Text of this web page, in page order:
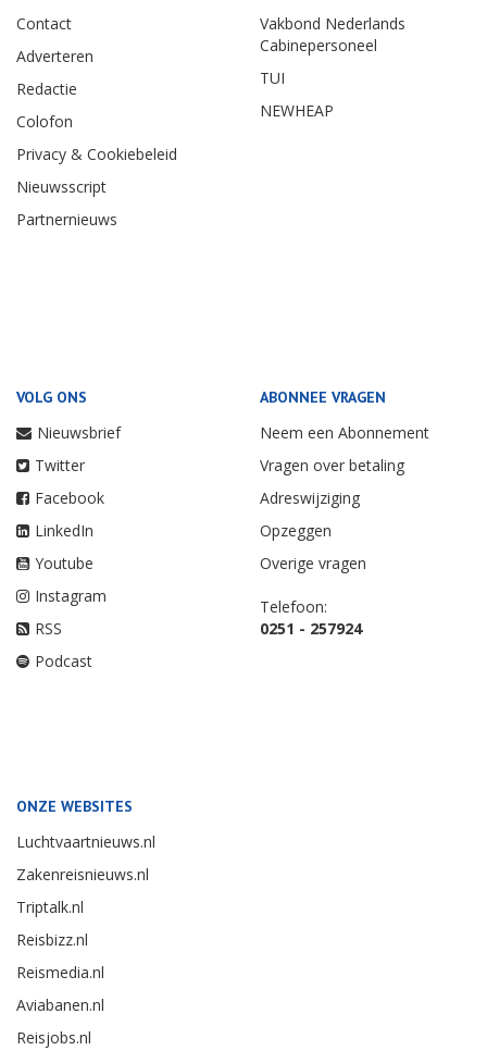
Contact
Adverteren
Redactie
Colofon
Privacy & Cookiebeleid
Nieuwsscript
Partnernieuws
Vakbond Nederlands
Cabinepersoneel
TUI
NEWHEAP
VOLG ONS
Nieuwsbrief
Twitter
Facebook
LinkedIn
Youtube
Instagram
RSS
Podcast
ABONNEE VRAGEN
Neem een Abonnement
Vragen over betaling
Adreswijziging
Opzeggen
Overige vragen
Telefoon:
0251 - 257924
ONZE WEBSITES
Luchtvaartnieuws.nl
Zakenreisnieuws.nl
Triptalk.nl
Reisbizz.nl
Reismedia.nl
Aviabanen.nl
Reisjobs.nl